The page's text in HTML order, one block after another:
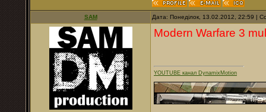
SAM Дата: Понеділок, 13.02.2012, 22:59 |
Modern Warfare 3
YOUTUBE канал DynamixMotion